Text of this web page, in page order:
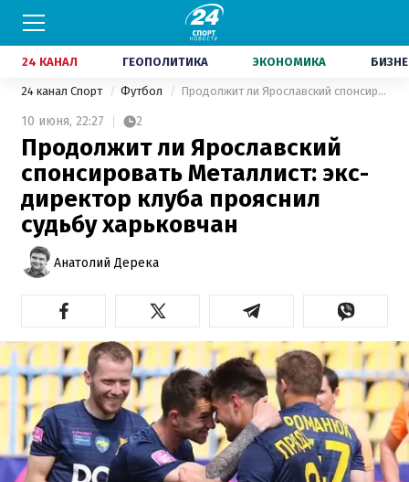
24 КАНАЛ ГЕОПОЛИТИКА ЭКОНОМИКА
24 канал Спорт Футбол Продолжит ли Ярославский спонсировать Металлист: экс-директор клуба прояснил судьбу харьковчан
10 июня, 22:27 2
Продолжит ли Ярославский
спонсировать Металлист: экс-
директор клуба прояснил
судьбу харьковчан
Анатолий Дерека